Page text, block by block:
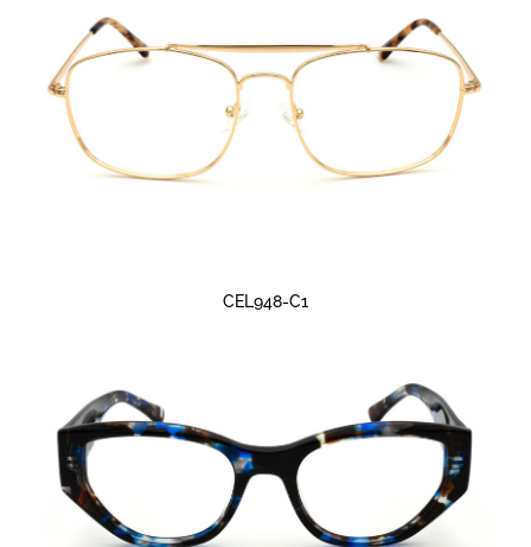
CEL948-C1